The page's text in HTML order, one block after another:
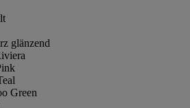
glänzend
Green